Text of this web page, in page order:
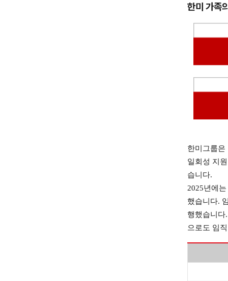
한미 가족
한미그룹은
일회성 지
습니다.
2025년에
했습니다.
행했습니다
으로도 임